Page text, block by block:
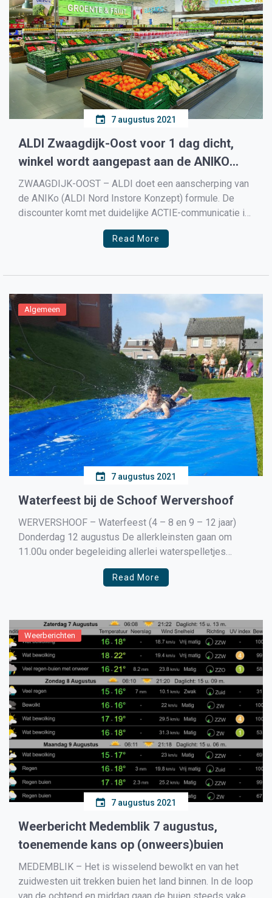
7 augustus 2021
ALDI Zwaagdijk-Oost voor 1 dag dicht,
winkel wordt aangepast aan de ANIKO
formule
ZWAAGDIJK-OOST – ALDI doet een aanscherping van
de ANIKo (ALDI Nord Instore Konzept) formule. De
discounter komt met duidelijke ACTIE-communicatie in
de winkels, waarmee acties uit de folder in de filialen
direct herkenbaar zijn. ‘Daarnaast wordt de winkel door
Read More
Algemeen
7 augustus 2021
Waterfeest bij de Schoof Wervershoof
WERVERSHOOF – Waterfeest (4 – 8 en 9 – 12 jaar)
Donderdag 12 augustus De allerkleinsten gaan om
11.00u onder begeleiding allerlei waterspelletjes
spelen en natuurlijk ook buikglijden. Er zullen ook
rustigere spelletjes zijn. De oudere kinderen gaan om
Read More
Weerberichten
7 augustus 2021
Weerbericht Medemblik 7 augustus,
toenemende kans op (onweers)buien
MEDEMBLIK – Het is wisselend bewolkt en van het
zuidwesten uit trekken buien het land binnen. In de loop